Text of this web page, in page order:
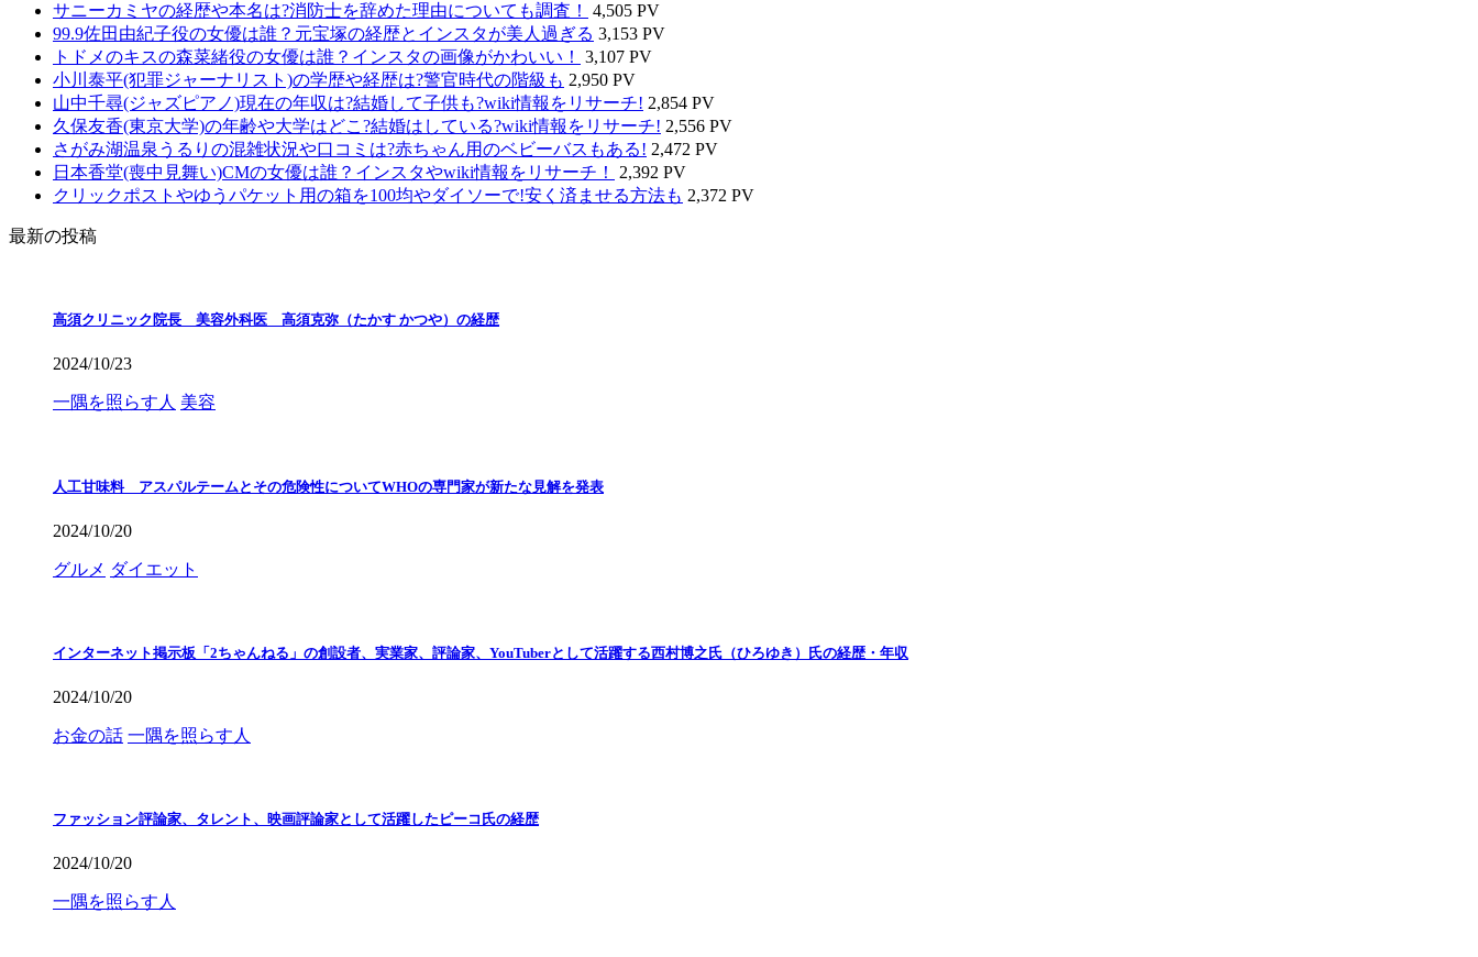
サニーカミヤの経歴や本名は?消防士を辞めた理由についても調査！
4,505 PV
99.9佐田由紀子役の女優は誰？元宝塚の経歴とインスタが美人過ぎる 3,153 PV
トドメのキスの森菜緒役の女優は誰？インスタの画像がかわいい！
3,107 PV
小川泰平(犯罪ジャーナリスト)の学歴や経歴は?警官時代の階級も 2,950 PV
山中千尋(ジャズピアノ)現在の年収は?結婚して子供も?wiki情報をリサーチ! 2,854 PV
久保友香(東京大学)の年齢や大学はどこ?結婚はしている?wiki情報をリサーチ! 2,556 PV
さがみ湖温泉うるりの混雑状況や口コミは?赤ちゃん用のベビーバスもある! 2,472 PV
日本香堂(喪中見舞い)CMの女優は誰？インスタやwiki情報をリサーチ！
2,392 PV
クリックポストやゆうパケット用の箱を100均やダイソーで!安く済ませる方法も 2,372 PV
最新の投稿
高須クリニック院長 美容外科医 高須克弥（たかす かつや）の経歴
2024/10/23
一隅を照らす人 美容
人工甘味料 アスパルテームとその危険性についてWHOの専門家が新たな見解を発表
2024/10/20
グルメ ダイエット
インターネット掲示板「2ちゃんねる」の創設者、実業家、評論家、YouTuberとして活躍する西村博之氏（ひろゆき）氏の経歴・年収
2024/10/20
お金の話 一隅を照らす人
ファッション評論家、タレント、映画評論家として活躍したピーコ氏の経歴
2024/10/20
一隅を照らす人